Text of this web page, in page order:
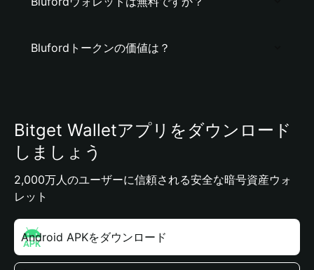
Blufordトークンの価値は？
Bitget Walletアプリをダウンロード
しましょう
2,000万人のユーザーに信頼される安全な暗号資産ウォ
レット
Android APKをダウンロード